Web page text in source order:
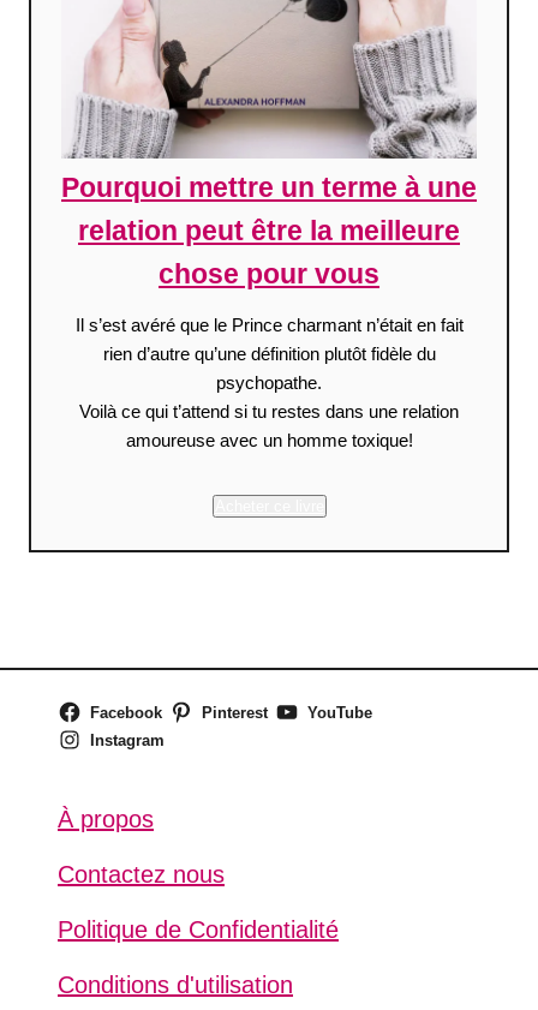
Pourquoi mettre un terme à une
relation peut être la meilleure
chose pour vous
Il s’est avéré que le Prince charmant n’était en fait
rien d’autre qu’une définition plutôt fidèle du
psychopathe.
Voilà ce qui t’attend si tu restes dans une relation
amoureuse avec un homme toxique!
Facebook Pinterest
YouTube
Instagram
À propos
Contactez nous
Politique de Confidentialité
Conditions d'utilisation